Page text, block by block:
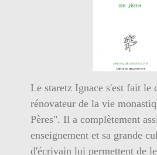
Le staretz Ignace s'est fait le
rénovateur de la vie
Pères". Il a complètement
enseignement et sa grande
d'écrivain lui permettent de